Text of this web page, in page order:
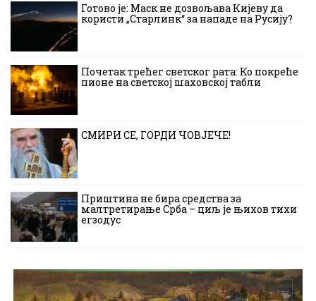
Готово је: Маск не дозвољава Кијеву да
користи „Старлинк“ за нападе на Русију?
Почетак трећег светског рата: Ко покреће
пионе на светској шаховској табли
СМИРИ СЕ, ГОРДИ ЧОВЈЕЧЕ!
Приштина не бира средства за
малтретирање Срба – циљ је њихов тихи
егзодус